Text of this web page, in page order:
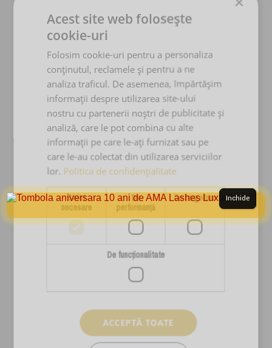
AMA LASHES SRL
Sediu social: București
Strada Murgeni nr. 5
CUI: RO 36508671
Reg. Com: J40/3049/2023
Tel:
0767.569.659
Email:
ama.lashes@gmail.com
PRODUSE & SERVICII
Cursuri Extensii Gene
Extensii Gene
Kituri Extensii Gene
Pensete Extensii Gene
Carduri Cadou
Inchide
Acest site web folosește
cookie-uri
Folosim cookie-uri pentru a personaliza
conținutul, reclamele și pentru a ne
analiza traficul. De asemenea, împărtășim
informații despre utilizarea site-ului
nostru cu partenerii noștri de publicitate și
analiză, care le pot combina cu alte
informații pe care le-ați furnizat sau pe
care le-au colectat din utilizarea serviciilor
lor. Politica de confidențialitate
Strict
necesare
De
performanță
De targetare
De funcţionalitate
ACCEPTĂ TOATE